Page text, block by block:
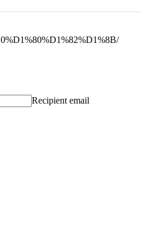
Recipient email